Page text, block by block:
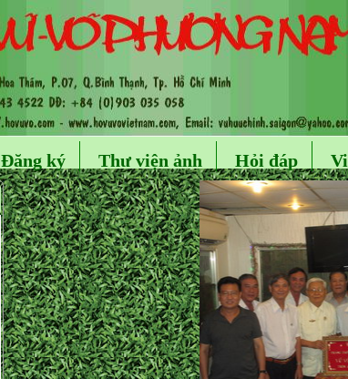
Đăng ký Thư viện ảnh Hỏi đáp